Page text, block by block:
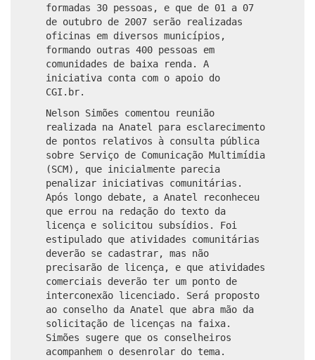
formadas 30 pessoas, e que de 01 a 07
de outubro de 2007 serão realizadas
oficinas em diversos municípios,
formando outras 400 pessoas em
comunidades de baixa renda. A
iniciativa conta com o apoio do
CGI.br.
Nelson Simões comentou reunião
realizada na Anatel para esclarecimento
de pontos relativos à consulta pública
sobre Serviço de Comunicação Multimídia
(SCM), que inicialmente parecia
penalizar iniciativas comunitárias.
Após longo debate, a Anatel reconheceu
que errou na redação do texto da
licença e solicitou subsídios. Foi
estipulado que atividades comunitárias
deverão se cadastrar, mas não
precisarão de licença, e que atividades
comerciais deverão ter um ponto de
interconexão licenciado. Será proposto
ao conselho da Anatel que abra mão da
solicitação de licenças na faixa.
Simões sugere que os conselheiros
acompanhem o desenrolar do tema.